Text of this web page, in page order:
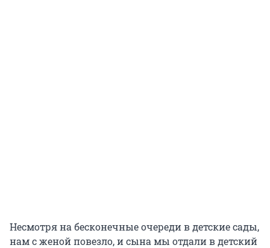
Несмотря на бесконечные очереди в детские сады,
нам с женой повезло, и сына мы отдали в детский